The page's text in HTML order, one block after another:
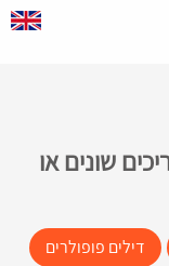
שונים או
דילים פופולרים